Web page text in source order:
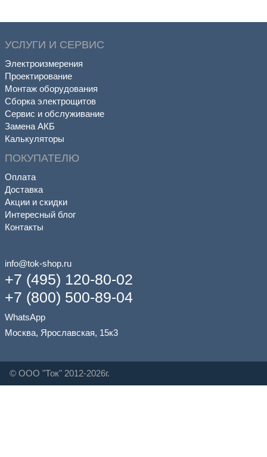
УСЛУГИ И СЕРВИС
Электроизмерения
Проектирование
Монтаж оборудования
Сборка электрощитов
Сервис и обслуживание
Замена АКБ
Калькуляторы
ПОКУПАТЕЛЮ
Оплата
Доставка
Акции и скидки
Интересный блог
Контакты
info@tok-shop.ru
+7 (495) 120-80-02
+7 (800) 500-89-04
WhatsApp
Москва, Ярославская, 15к3
© ООО "Ток" 2012-2026г.